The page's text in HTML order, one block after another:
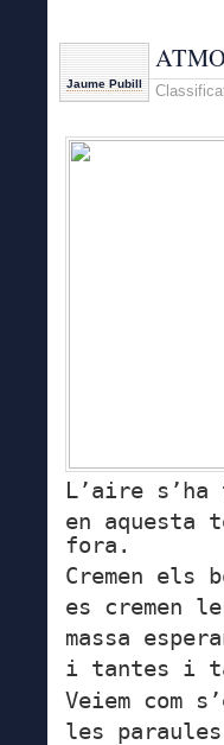
Jaume Pubill
L’aire
en aquesta
fora.
Cremen els
es cremen
massa
i tantes i
Veiem com
les